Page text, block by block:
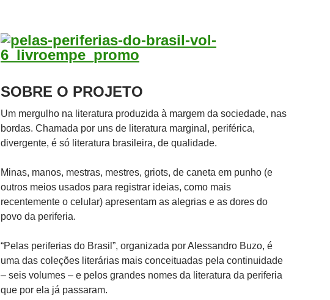
SOBRE O PROJETO
Um mergulho na literatura produzida à margem da sociedade, nas
bordas. Chamada por uns de literatura marginal, periférica,
divergente, é só literatura brasileira, de qualidade.
Minas, manos, mestras, mestres, griots, de caneta em punho (e
outros meios usados para registrar ideias, como mais
recentemente o celular) apresentam as alegrias e as dores do
povo da periferia.
“Pelas periferias do Brasil”, organizada por Alessandro Buzo, é
uma das coleções literárias mais conceituadas pela continuidade
– seis volumes – e pelos grandes nomes da literatura da periferia
que por ela já passaram.